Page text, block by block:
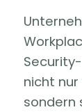
nicht nur
sondern